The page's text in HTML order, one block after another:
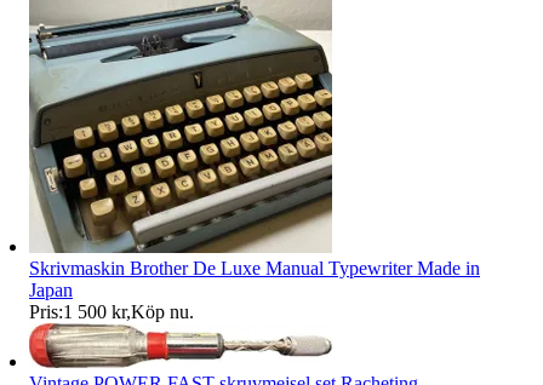
Skrivmaskin Brother De Luxe Manual Typewriter Made in
Japan
Pris:1 500 kr,Köp nu.